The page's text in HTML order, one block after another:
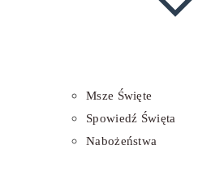
Msze Święte
Spowiedź Święta
Nabożeństwa